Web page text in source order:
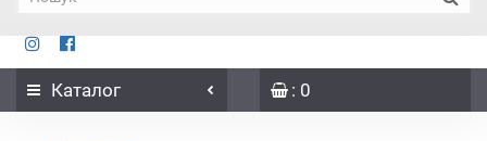
Каталог : 0